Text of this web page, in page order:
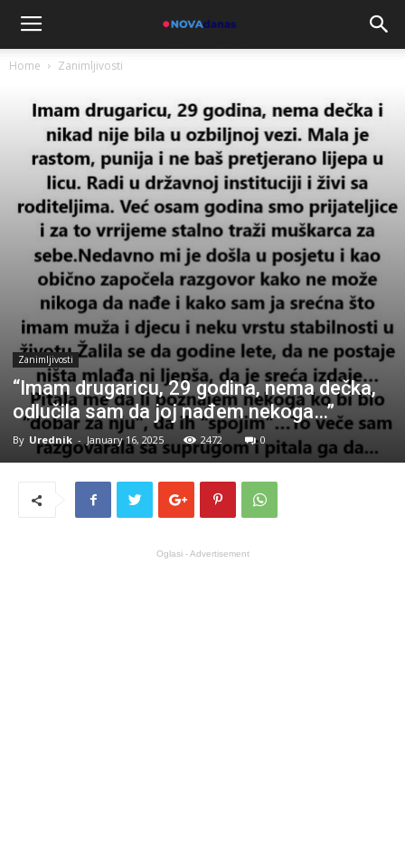
Home Zanimljivosti
Zanimljivosti
“Imam drugaricu, 29 godina, nema dečka,
odlučila sam da joj nađem nekoga…”
By Urednik - January 16, 2025 2472 0
Oglasi - Advertisement